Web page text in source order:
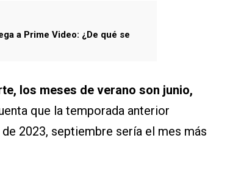
a Prime Video: ¿De qué se
los meses de verano son junio,
que la temporada anterior
2023, septiembre sería el mes más